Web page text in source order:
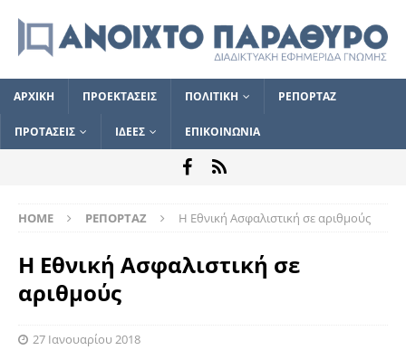
ΑΡΧΙΚΗ ΠΡΟΕΚΤΑΣΕΙΣ ΠΟΛΙΤΙΚΗ ΡΕΠΟΡΤΑΖ
ΠΡΟΤΑΣΕΙΣ ΙΔΕΕΣ ΕΠΙΚΟΙΝΩΝΙΑ
HOME ΡΕΠΟΡΤΑΖ Η Εθνική Ασφαλιστική σε αριθμούς
Η Εθνική Ασφαλιστική σε
αριθμούς
27 Ιανουαρίου 2018